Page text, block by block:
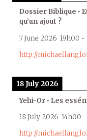
Dossier Biblique •
qu’un ajout ?
7 June 2026 19h00 -
http://
18 July 2026
Yehi-Or • Les
18 July 2026 14h00 -
http://